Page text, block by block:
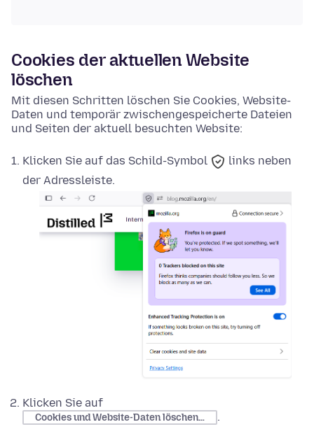
Cookies der aktuellen Website
löschen
Mit diesen Schritten löschen Sie Cookies, Website-
Daten und temporär zwischengespeicherte Dateien
und Seiten der aktuell besuchten Website:
Klicken Sie auf das Schild-Symbol
links neben
der Adressleiste.
Klicken Sie auf
Cookies und Website-Daten löschen… .